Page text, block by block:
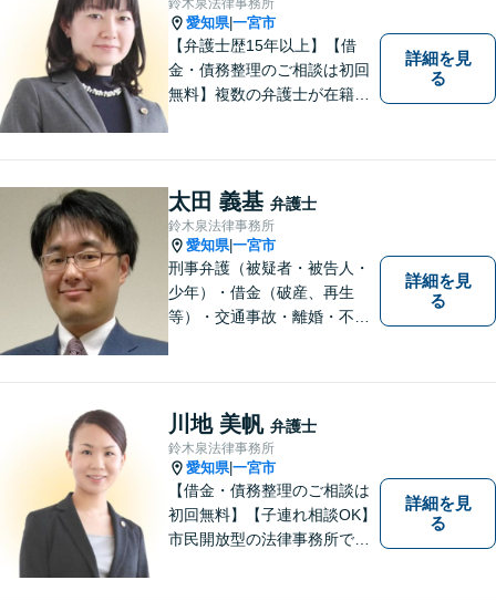
ください。
愛知県|一宮市
【弁護士歴15年以上】【借
金・債務整理のご相談は初回
無料】複数の弁護士が在籍し
を丁寧にヒアリングし、寄り
添うことを大切にしておりま
す。お気軽にご相談ください
【分割払い可】【完全個室】
詳細を見
る
太田 義基 弁護士
鈴木泉法律事務所
愛知県|一宮市
刑事弁護（被疑者・被告人・
少年）・借金（破産、再生
等）・交通事故・離婚・不貞
売買等）・親族関係を巡るト
ラブル（相続、遺言等）・犯
罪被害者対応を主に取り扱っ
ております
詳細を見
る
川地 美帆 弁護士
鈴木泉法律事務所
愛知県|一宮市
【借金・債務整理のご相談は
初回無料】【子連れ相談OK】
市民開放型の法律事務所で
詳細を見
る